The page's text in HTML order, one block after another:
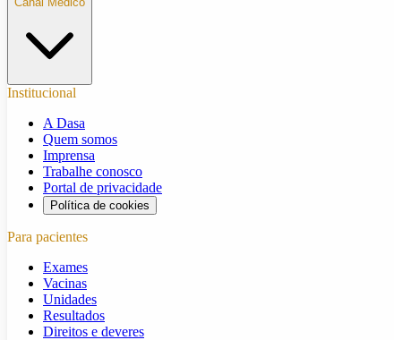
Institucional
A Dasa
Quem somos
Imprensa
Trabalhe conosco
Portal de privacidade
Política de cookies
Para pacientes
Exames
Vacinas
Unidades
Resultados
Direitos e deveres